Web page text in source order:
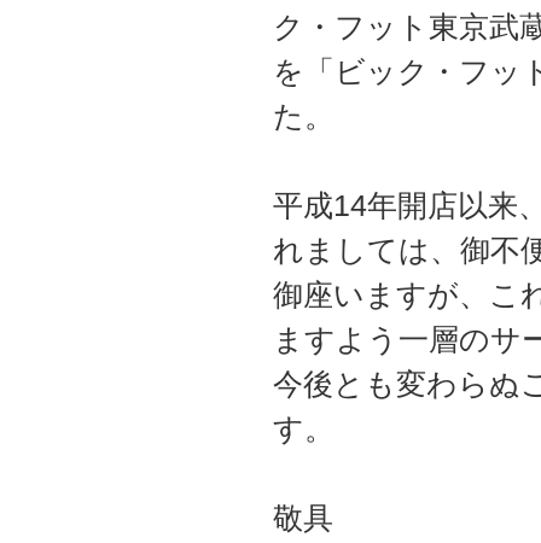
ク・フット東京武
を「ビック・フッ
た。
平成14年開店以来
れましては、御不
御座いますが、こ
ますよう一層のサ
今後とも変わらぬ
す。
敬具